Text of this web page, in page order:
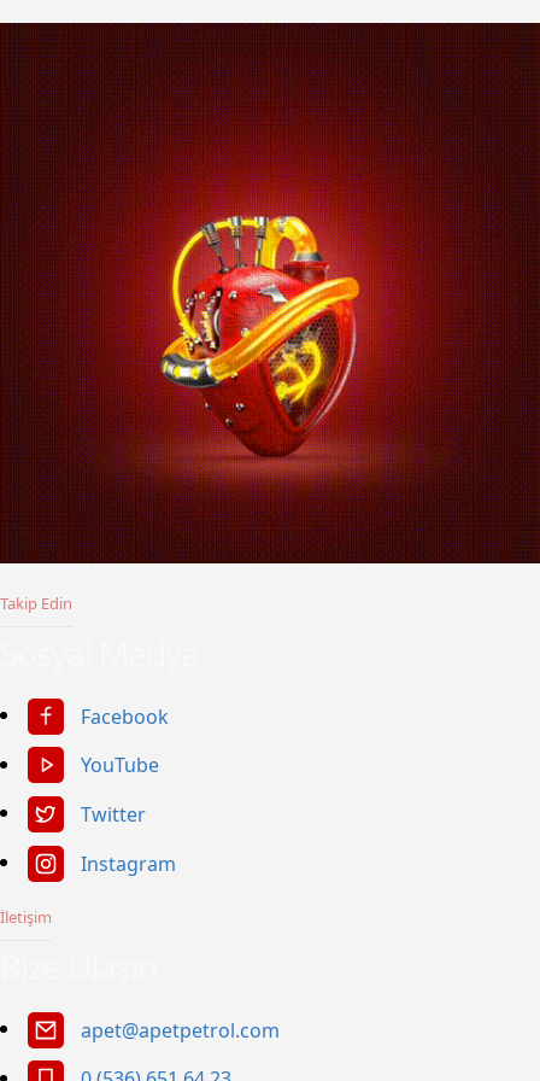
Takip Edin
Facebook
YouTube
Twitter
Instagram
İletişim
apet@apetpetrol.com